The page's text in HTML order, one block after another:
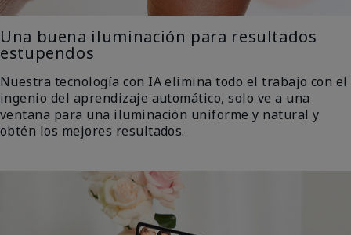
Una buena iluminación para resultados
estupendos
Nuestra tecnología con IA elimina todo el trabajo con el
ingenio del aprendizaje automático, solo ve a una
ventana para una iluminación uniforme y natural y
obtén los mejores resultados.